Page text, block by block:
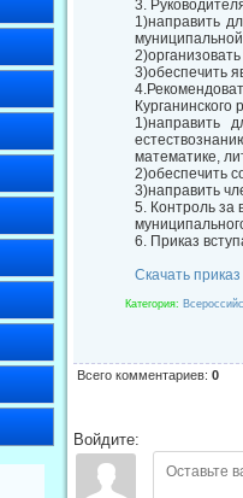
3.
1)направить
3)обеспечить
Курганинского
1)направить
математике,
2)обеспечить
3)направить
5. Контроль за
6. Приказ
Скачать
Категория:
Всего комментариев: 0
Войдите: